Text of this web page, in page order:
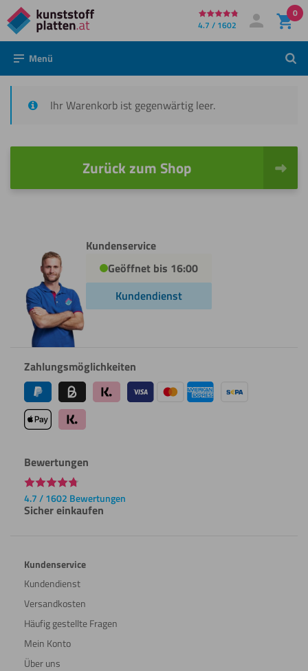
Direkt
zum
Inhalt
4.7 / 1602 Mein Konto
Anmelden
0
Menü
Ihr Warenkorb ist gegenwärtig leer.
Zurück zum Shop
Kundenservice
Geöffnet bis 16:00
Kundendienst
Zahlungsmöglichkeiten
Bewertungen
4.7 / 1602 Bewertungen
Sicher einkaufen
Kundenservice
Kundendienst
Versandkosten
Häufig gestellte Fragen
Mein Konto
Über uns